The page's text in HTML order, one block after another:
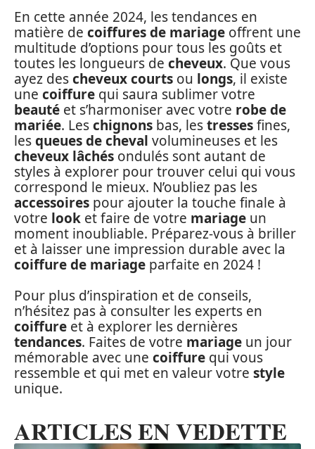
En cette année 2024, les tendances en
matière de coiffures de mariage offrent une
multitude d’options pour tous les goûts et
toutes les longueurs de cheveux. Que vous
ayez descheveux courts ou longs, il existe
une coiffure qui saura sublimer votre
beauté et s’harmoniser avec votre robe de
mariée. Leschignons bas, lestressesfines,
lesqueues de cheval volumineuses et les
cheveux lâchés ondulés sont autant de
styles à explorer pour trouver celui qui vous
correspond le mieux. N’oubliez pas les
accessoires pour ajouter la touche finale à
votre look et faire de votre mariage un
moment inoubliable. Préparez-vous à briller
et à laisser une impression durable avec la
coiffure de mariage parfaite en 2024 !
Pour plus d’inspiration et de conseils,
n’hésitez pas à consulter les experts en
coiffure et à explorer les dernières
tendances. Faites de votre mariage un jour
mémorable avec une coiffure qui vous
ressemble et qui met en valeur votre style
unique.
ARTICLES EN VEDETTE